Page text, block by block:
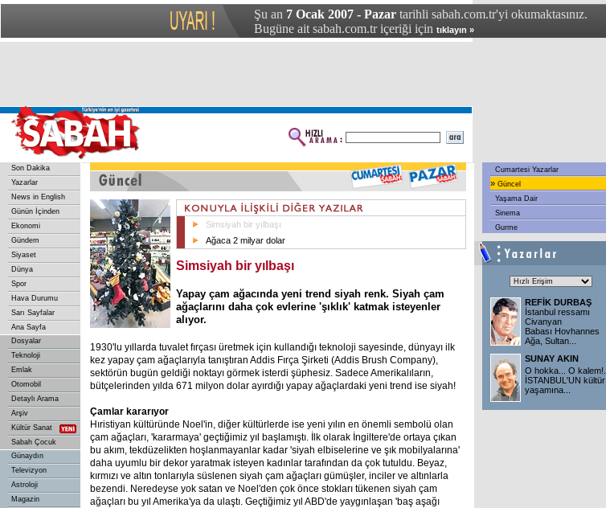
Şu an 7 Ocak 2007 - Pazar tarihli sabah.com.tr'yi okumaktasınız.
Bugüne ait sabah.com.tr içeriği için tıklayın »
Son Dakika
Yazarlar
News in English
Günün İçinden
Ekonomi
Gündem
Siyaset
Dünya
Spor
Hava Durumu
Sarı Sayfalar
Ana Sayfa
Dosyalar
Teknoloji
Emlak
Otomobil
Detaylı Arama
Arşiv
Kültür Sanat
Sabah Çocuk
Günaydın
Televizyon
Astroloji
Magazin
Simsiyah bir yılbaşı
Ağaca 2 milyar dolar
Simsiyah bir yılbaşı
Yapay çam ağacında yeni trend siyah renk. Siyah çam
ağaçlarını daha çok evlerine 'şıklık' katmak isteyenler
alıyor.
1930'lu yıllarda tuvalet fırçası üretmek için kullandığı teknoloji sayesinde, dünyayı ilk
kez yapay çam ağaçlarıyla tanıştıran Addis Fırça Şirketi (Addis Brush Company),
sektörün bugün geldiği noktayı görmek isterdi şüphesiz. Sadece Amerikalıların,
bütçelerinden yılda 671 milyon dolar ayırdığı yapay ağaçlardaki yeni trend ise siyah!
Çamlar kararıyor
Hıristiyan kültüründe Noel'in, diğer kültürlerde ise yeni yılın en önemli sembolü olan
çam ağaçları, 'kararmaya' geçtiğimiz yıl başlamıştı. İlk olarak İngiltere'de ortaya çıkan
bu akım, tekdüzelikten hoşlanmayanlar kadar 'siyah elbiselerine ve şık mobilyalarına'
daha uyumlu bir dekor yaratmak isteyen kadınlar tarafından da çok tutuldu. Beyaz,
kırmızı ve altın tonlarıyla süslenen siyah çam ağaçları gümüşler, inciler ve altınlarla
bezendi. Neredeyse yok satan ve Noel'den çok önce stokları tükenen siyah çam
ağaçları bu yıl Amerika'ya da ulaştı. Geçtiğimiz yıl ABD'de yaygınlaşan 'baş aşağı
Cumartesi Yazarlar
» Güncel
Yaşama Dair
Sinema
Gurme
REFİK DURBAŞ
İstanbul ressamı
Civanyan
Babası Hovhannes
Ağa, Sultan
SUNAY AKIN
O hokka... O kalem!..
İSTANBUL'UN kültür
yaşamına